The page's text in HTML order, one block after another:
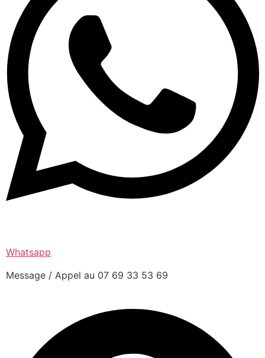
Whatsapp
Message / Appel au 07 69 33 53 69